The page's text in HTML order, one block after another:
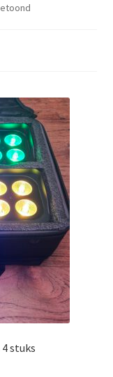
& opbouw
stuks